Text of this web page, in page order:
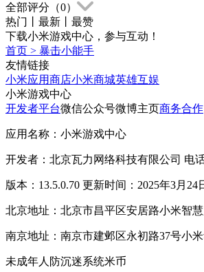
全部评分（0）
热门
最新
最赞
下载小米游戏中心，参与互动！
首页 > 暴击小能手
友情链接
小米应用商店小米商城英雄互娱
小米游戏中心
开发者平台微信公众号微博主页商务合作
应用名称：小米游戏中心
开发者：北京瓦力网络科技有限公司 电
版本：13.5.0.70 更新时间：2025年3月24
北京地址：北京市昌平区安居路小米智
南京地址：南京市建邺区永初路37号小
未成年人防沉迷系统米币